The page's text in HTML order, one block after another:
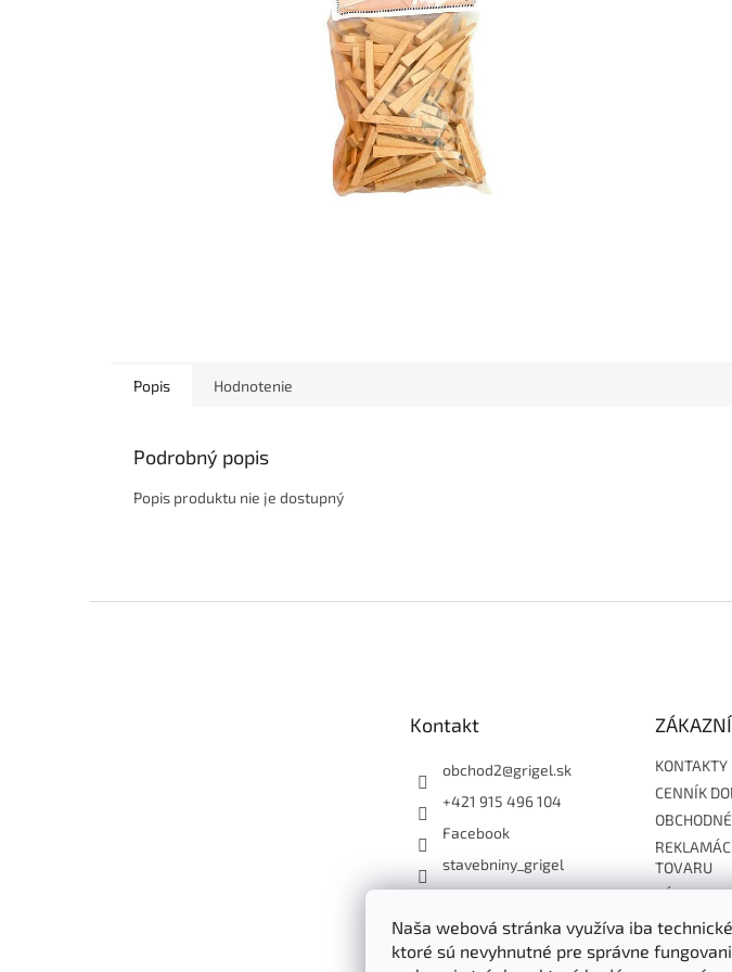
Naša webová stránka využíva iba
ktoré sú nevyhnutné pre správne
Popis Hodnotenie
Podrobný popis
Popis produktu nie je dostupný
Kontakt
obchod2@grigel.sk
+421 915 496 104
Facebook
stavebniny_grigel
+421915496104
KONTAKTY
CENNÍK
TOVARU
ZÁSADY
Súhlas so